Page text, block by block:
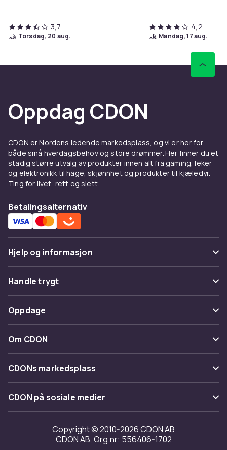
3,7
torsdag, 20 aug.
4,2
mandag, 17 aug.
Oppdag CDON
CDON er Nordens ledende markedsplass, og vi er her for
både små hverdagsbehov og store drømmer. Her finner du et
stadig større utvalg av produkter innen alt fra gaming, leker
og elektronikk til hage, skjønnhet og produkter til kjæledyr.
Ting for livet, rett og slett.
Betalingsalternativ
Hjelp og informasjon
Vanlige spørsmål
Spor pakke
Angre & returner her
Kontakt oss
Handle trygt
Betaling
Levering
Tilbakekallinger
Oppdage
Kategorier
Varemerker
Om CDON
Om oss
Kundeanmeldelser
Jobbe på CDON
Investor relations
Tilgjengelighet
CDONs markedsplass
Merchant Help Center
CDON på sosiale medier
Copyright © 2010-2026 CDON AB
CDON AB, Org.nr: 556406-1702